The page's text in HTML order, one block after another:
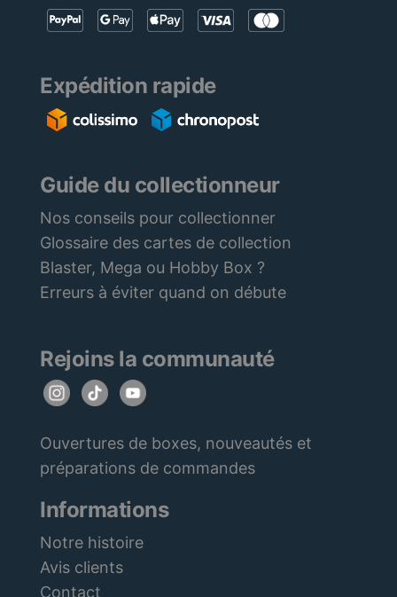
Expédition rapide
Guide du collectionneur
Nos conseils pour collectionner
Glossaire des cartes de collection
Blaster, Mega ou Hobby Box ?
Erreurs à éviter quand on débute
Rejoins la communauté
Ouvertures de boxes, nouveautés et
préparations de commandes
Informations
Notre histoire
Avis clients
Contact